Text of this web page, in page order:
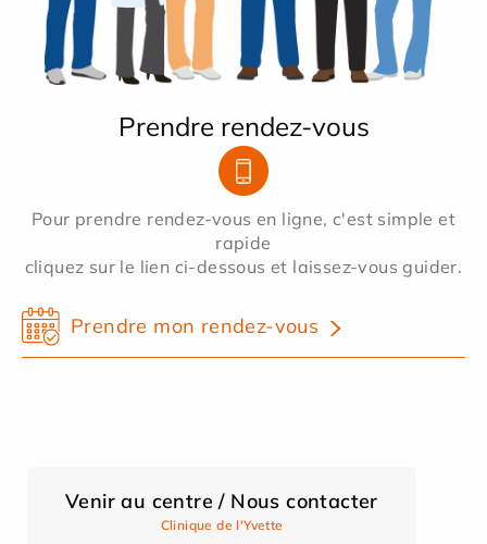
Prendre rendez-vous
Pour prendre rendez-vous en ligne, c'est simple et
rapide
cliquez sur le lien ci-dessous et laissez-vous guider.
Prendre mon rendez-vous
Venir au centre / Nous contacter
Clinique de l'Yvette